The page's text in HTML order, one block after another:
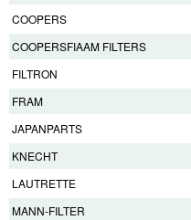
COOPERS
COOPERSFIAAM FILTERS
FILTRON
FRAM
JAPANPARTS
KNECHT
LAUTRETTE
MANN-FILTER